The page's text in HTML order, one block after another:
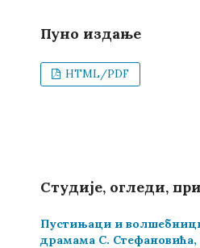
Пуно издање
HTML/PDF
Студије, огледи,
Пустињаци и
драмама С. Стефановића,